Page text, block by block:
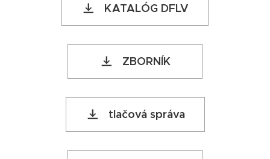
KATALÓG DFLV
ZBORNÍK
tlačová správa